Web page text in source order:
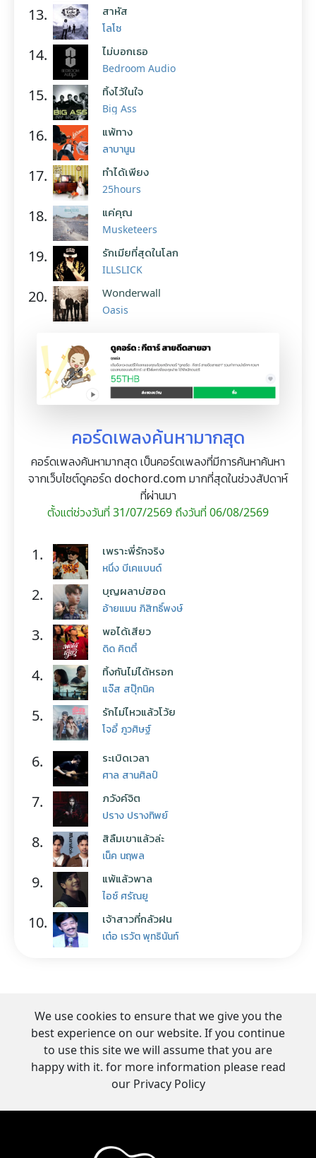
13. สาหัส
โลโซ
14. ไม่บอกเธอ
Bedroom Audio
15. ทิ้งไว้ในใจ
Big Ass
16. แพ้ทาง
ลาบานูน
17. ทำได้เพียง
25hours
18. แค่คุณ
Musketeers
19. รักเมียที่สุดในโลก
ILLSLICK
20. Wonderwall
Oasis
คอร์ดเพลงค้นหามากสุด
คอร์ดเพลงค้นหามากสุด เป็นคอร์ดเพลงที่มีการค้นหาค้นหา
จากเว็บไซต์ดูคอร์ด dochord.com มากที่สุดในช่วงสัปดาห์
ที่ผ่านมา
ตั้งแต่ช่วงวันที่ 31/07/2569 ถึงวันที่ 06/08/2569
1. เพราะพี่รักจริง
หนึ่ง บีเคแบนด์
2. บุญผลาบ่ฮอด
อ้ายแมน ภิสิทธิ์พงษ์
3. พอได้เสียว
ดิด คิตตี้
4. ทิ้งกันไม่ได้หรอก
แจ๊ส สปุ๊กนิค
5. รักไม่ไหวแล้วโว้ย
โจอี้ ภูวศิษฐ์
6. ระเบิดเวลา
ศาล สานศิลป์
7. ภวังค์จิต
ปราง ปรางทิพย์
8. สิลืมเขาแล้วล่ะ
เน็ค นฤพล
9. แพ้แล้วพาล
ไอซ์ ศรัณยู
10. เจ้าสาวที่กลัวฝน
เต๋อ เรวัต พุทธินันท์
We use cookies to ensure that we give you the
best experience on our website. If you continue
to use this site we will assume that you are
happy with it. for more information please read
our Privacy Policy